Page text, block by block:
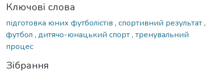
Ключові слова
підготовка юних футболістів , спортивний результат,
футбол , дитячо-юнацький спорт, тренувальний
процес
Зібрання